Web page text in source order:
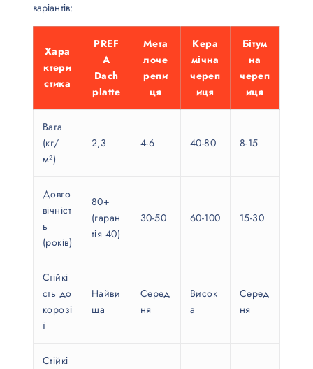
варіантів:
Хара
ктери
стика
PREF
A
Dach
platte
Мета
лоче
репи
ця
Кера
мічна
череп
иця
Бітум
на
череп
иця
Вага
(кг/
м²)
2,3 4-6 40-80 8-15
Довго
вічніст
ь
(років)
80+
(гаран
тія 40)
30-50 60-100 15-30
Стійкі
сть до
корозі
ї
Найви
ща
Серед
ня
Висок
а
Серед
ня
Стійкі